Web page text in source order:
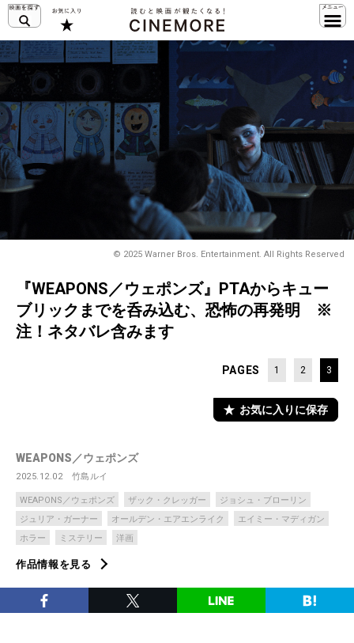
© 2025 Warner Bros. Entertainment. All Rights Reserved
『WEAPONS／ウェポンズ』PTAからキュー
ブリックまでを呑み込む、恐怖の再発明 ※
注！ネタバレ含みます
PAGES 1 2 3
お気に入りに保存
WEAPONS／ウェポンズ
2025.12.02 竹島ルイ
WEAPONS／ウェポンズ ザック・クレッガー
ジョシュ・ブローリン
ジュリア・ガーナー
オールデン・エアエンライク
エイミー・マディガン
ホラー
ミステリー 洋画
作品情報を見る